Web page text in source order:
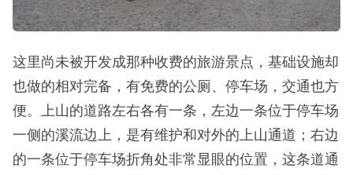
这里尚未被开发成那种收费的旅游景点，基础设施却
也做的相对完备，有免费的公厕、停车场，交通也方
便。上山的道路左右各有一条，左边一条位于停车场
一侧的溪流边上，是有维护和对外的上山通道；右边
的一条位于停车场折角处非常显眼的位置，这条道通